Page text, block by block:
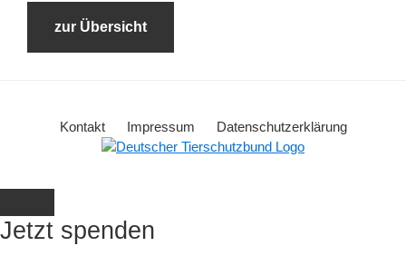
zur Übersicht
Kontakt Impressum Datenschutzerklärung
Jetzt spenden